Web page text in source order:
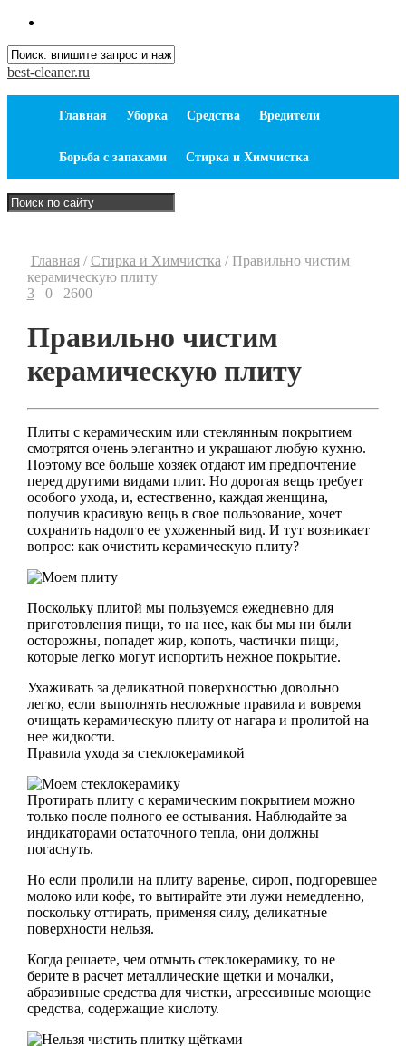
best-cleaner.ru
Главная Уборка Средства Вредители
Борьба с запахами Стирка и Химчистка
Главная/Стирка и Химчистка /Правильно чистим
керамическую плиту
3
0 2600
Правильно чистим
керамическую плиту
Плиты с керамическим или стеклянным покрытием
смотрятся очень элегантно и украшают любую кухню.
Поэтому все больше хозяек отдают им предпочтение
перед другими видами плит. Но дорогая вещь требует
особого ухода, и, естественно, каждая женщина,
получив красивую вещь в свое пользование, хочет
сохранить надолго ее ухоженный вид. И тут возникает
вопрос: как очистить керамическую плиту?
Поскольку плитой мы пользуемся ежедневно для
приготовления пищи, то на нее, как бы мы ни были
осторожны, попадет жир, копоть, частички пищи,
которые легко могут испортить нежное покрытие.
Ухаживать за деликатной поверхностью довольно
легко, если выполнять несложные правила и вовремя
очищать керамическую плиту от нагара и пролитой на
нее жидкости.
Правила ухода за стеклокерамикой
Протирать плиту с керамическим покрытием можно
только после полного ее остывания. Наблюдайте за
индикаторами остаточного тепла, они должны
погаснуть.
Но если пролили на плиту варенье, сироп, подгоревшее
молоко или кофе, то вытирайте эти лужи немедленно,
поскольку оттирать, применяя силу, деликатные
поверхности нельзя.
Когда решаете, чем отмыть стеклокерамику, то не
берите в расчет металлические щетки и мочалки,
абразивные средства для чистки, агрессивные моющие
средства, содержащие кислоту.